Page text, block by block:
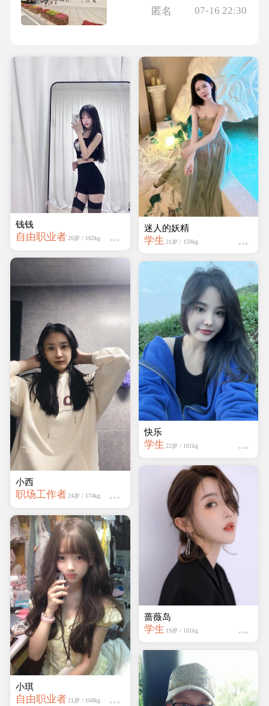
匿名
07-16 22:30
钱钱
自由职业者 20岁 / 162kg
小西
职场工作者 24岁 / 174kg
小琪
自由职业者 21岁 / 168kg
迷人的妖精
学生 21岁 / 159kg
快乐
学生 22岁 / 161kg
蔷薇岛
学生 19岁 / 161kg